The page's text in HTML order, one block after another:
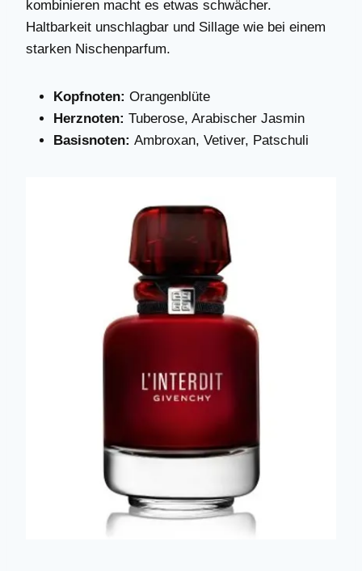
kombinieren macht es etwas schwächer.
Haltbarkeit unschlagbar und Sillage wie bei einem
starken Nischenparfum.
Kopfnoten: Orangenblüte
Herznoten: Tuberose, Arabischer Jasmin
Basisnoten: Ambroxan, Vetiver, Patschuli